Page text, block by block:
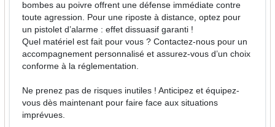
bombes au poivre offrent une défense immédiate contre
toute agression. Pour une riposte à distance, optez pour
un pistolet d’alarme : effet dissuasif garanti !
Quel matériel est fait pour vous ? Contactez-nous pour un
accompagnement personnalisé et assurez-vous d’un choix
conforme à la réglementation.
Ne prenez pas de risques inutiles ! Anticipez et équipez-
vous dès maintenant pour faire face aux situations
imprévues.